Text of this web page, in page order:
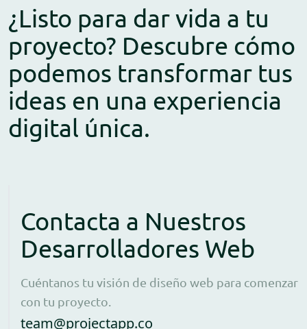
¿Listo para dar vida a tu
proyecto? Descubre cómo
podemos transformar tus
ideas en una experiencia
digital única.
Contacta a Nuestros
Desarrolladores Web
Cuéntanos tu visión de diseño web para comenzar
con tu proyecto.
team@projectapp.co